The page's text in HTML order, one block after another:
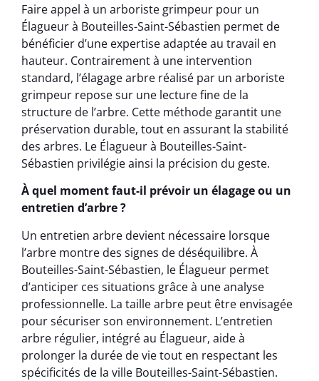
Faire appel à un arboriste grimpeur pour un
Élagueur à Bouteilles-Saint-Sébastien permet de
bénéficier d’une expertise adaptée au travail en
hauteur. Contrairement à une intervention
standard, l’élagage arbre réalisé par un arboriste
grimpeur repose sur une lecture fine de la
structure de l’arbre. Cette méthode garantit une
préservation durable, tout en assurant la stabilité
des arbres. Le Élagueur à Bouteilles-Saint-
Sébastien privilégie ainsi la précision du geste.
À quel moment faut-il prévoir un élagage ou un
entretien d’arbre ?
Un entretien arbre devient nécessaire lorsque
l’arbre montre des signes de déséquilibre. À
Bouteilles-Saint-Sébastien, le Élagueur permet
d’anticiper ces situations grâce à une analyse
professionnelle. La taille arbre peut être envisagée
pour sécuriser son environnement. L’entretien
arbre régulier, intégré au Élagueur, aide à
prolonger la durée de vie tout en respectant les
spécificités de la ville Bouteilles-Saint-Sébastien.